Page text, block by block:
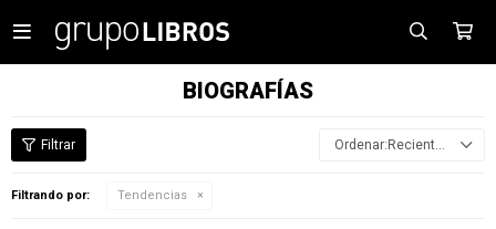

BIOGRAFÍAS
Recientes
Filtrando por: Tendencias